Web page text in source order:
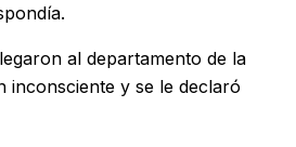
al departamento de la
inconsciente y se le declaró